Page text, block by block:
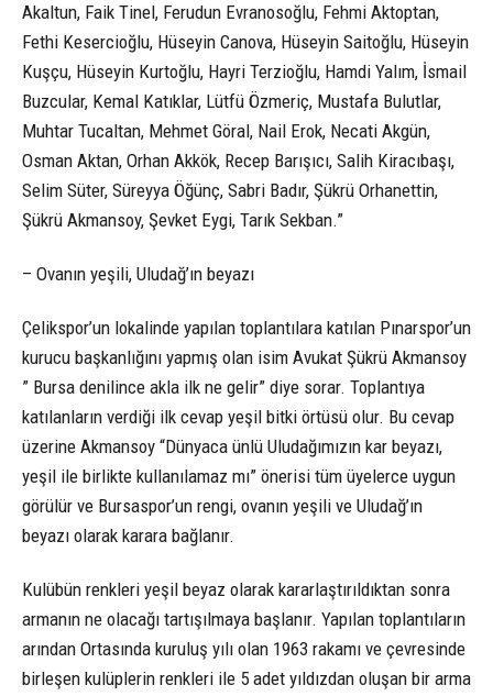
Akaltun, Faik Tinel, Ferudun Evranosoğlu, Fehmi Aktoptan,
Fethi Kesercioğlu, Hüseyin Canova, Hüseyin Saitoğlu, Hüseyin
Kuşçu, Hüseyin Kurtoğlu, Hayri Terzioğlu, Hamdi Yalım, İsmail
Buzcular, Kemal Katıklar, Lütfü Özmeriç, Mustafa Bulutlar,
Muhtar Tucaltan, Mehmet Göral, Nail Erok, Necati Akgün,
Osman Aktan, Orhan Akkök, Recep Barışıcı, Salih Kiracıbaşı,
Selim Süter, Süreyya Öğünç, Sabri Badır, Şükrü Orhanettin,
Şükrü Akmansoy, Şevket Eygi, Tarık Sekban.”
– Ovanın yeşili, Uludağ’ın beyazı
Çelikspor’un lokalinde yapılan toplantılara katılan Pınarspor’un
kurucu başkanlığını yapmış olan isim Avukat Şükrü Akmansoy
” Bursa denilince akla ilk ne gelir” diye sorar. Toplantıya
katılanların verdiği ilk cevap yeşil bitki örtüsü olur. Bu cevap
üzerine Akmansoy “Dünyaca ünlü Uludağımızın kar beyazı,
yeşil ile birlikte kullanılamaz mı” önerisi tüm üyelerce uygun
görülür ve Bursaspor’un rengi, ovanın yeşili ve Uludağ’ın
beyazı olarak karara bağlanır.
Kulübün renkleri yeşil beyaz olarak kararlaştırıldıktan sonra
armanın ne olacağı tartışılmaya başlanır. Yapılan toplantıların
arından Ortasında kuruluş yılı olan 1963 rakamı ve çevresinde
birleşen kulüplerin renkleri ile 5 adet yıldızdan oluşan bir arma